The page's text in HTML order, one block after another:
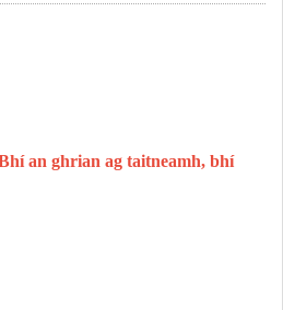
an ghrian ag taitneamh, bhí